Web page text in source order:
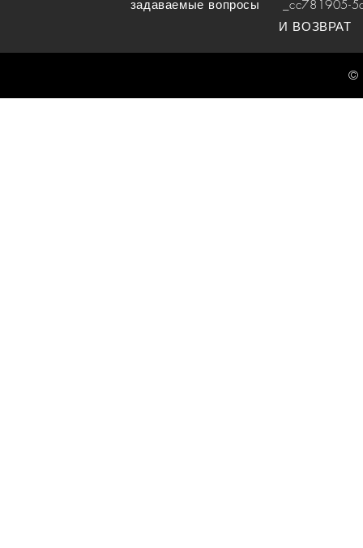
задаваемые вопросы _cc781905-
И ВОЗВРАТ
©